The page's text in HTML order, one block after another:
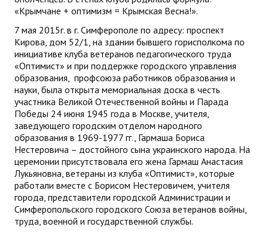
«Крымчане + оптимизм = Крымская Весна!».
7 мая 2015г. в г. Симферополе по адресу: проспект
Кирова, дом 52/1, на здании бывшего горисполкома по
инициативе клуба ветеранов педагогического труда
«Оптимист» и при поддержке городского управления
образования, профсоюза работников образования и
науки, была открыта мемориальная доска в честь
участника Великой Отечественной войны и Парада
Победы 24 июня 1945 года в Москве, учителя,
заведующего городским отделом народного
образования в 1969-1977 гг., Гармаша Бориса
Нестеровича – достойного сына украинского народа. На
церемонии присутствовала его жена Гармаш Анастасия
Лукьяновна, ветераны из клуба «Оптимист», которые
работали вместе с Борисом Нестеровичем, учителя
города, представители городской Администрации и
Симферопольского городского Союза ветеранов войны,
труда, военной и государственной службы.